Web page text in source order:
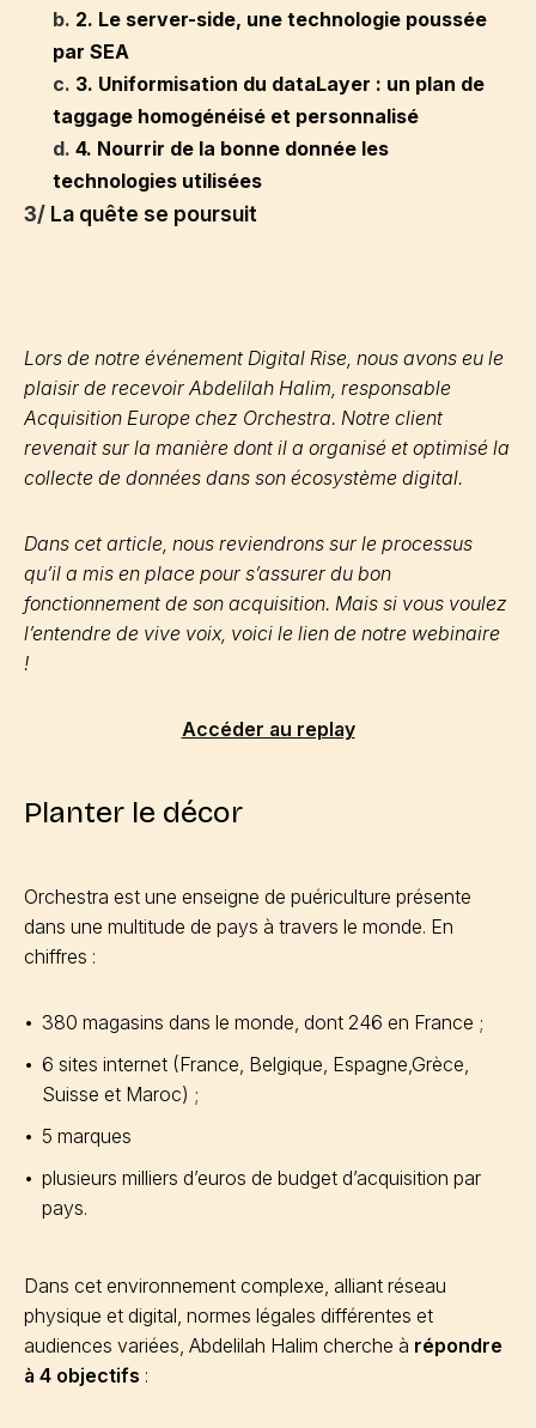
b. 2. Le server-side, une technologie poussée
par SEA
c. 3. Uniformisation du dataLayer : un plan de
taggage homogénéisé et personnalisé
d. 4. Nourrir de la bonne donnée les
technologies utilisées
3/ La quête se poursuit
Lors de notre événement Digital Rise, nous avons eu le
plaisir de recevoir Abdelilah Halim, responsable
Acquisition Europe chez Orchestra. Notre client
revenait sur la manière dont il a organisé et optimisé la
collecte de données dans son écosystème digital.
Dans cet article, nous reviendrons sur le processus
qu’il a mis en place pour s’assurer du bon
fonctionnement de son acquisition. Mais si vous voulez
l’entendre de vive voix, voici le lien de notre webinaire
!
Accéder au replay
Planter le décor
Orchestra est une enseigne de puériculture présente
dans une multitude de pays à travers le monde. En
chiffres :
380 magasins dans le monde, dont 246 en France ;
6 sites internet (France, Belgique, Espagne,Grèce,
Suisse et Maroc) ;
5 marques
plusieurs milliers d’euros de budget d’acquisition par
pays.
Dans cet environnement complexe, alliant réseau
physique et digital, normes légales différentes et
audiences variées, Abdelilah Halim cherche à répondre
à 4 objectifs :